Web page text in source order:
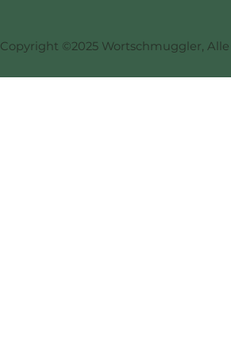
Copyright ©2025 Wortschmuggler,